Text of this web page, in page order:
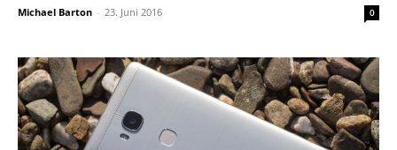
Michael Barton - 23. Juni 2016 0